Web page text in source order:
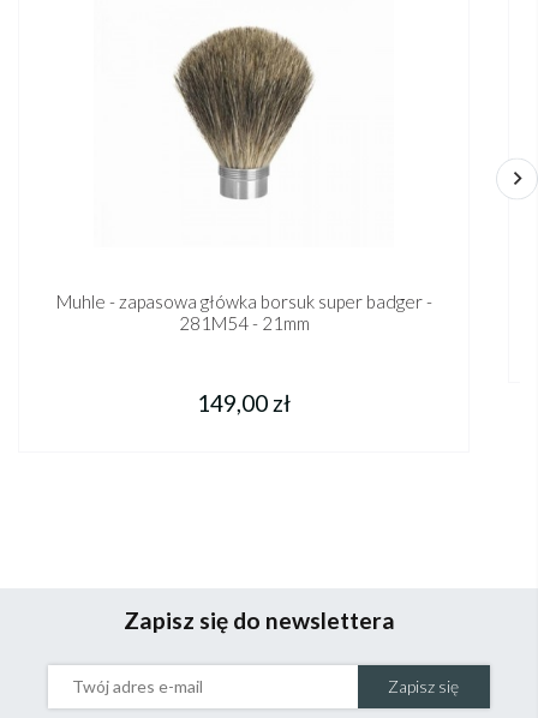
Muhle - zapasowa główka borsuk super badger -
281M54 - 21mm
149,00 zł
Zapisz się do newslettera
Zapisz się